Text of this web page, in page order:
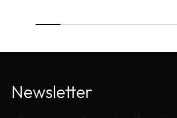
Newsletter